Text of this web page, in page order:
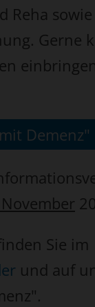
Reha
Gerne
Demenz"
Sie im
und auf